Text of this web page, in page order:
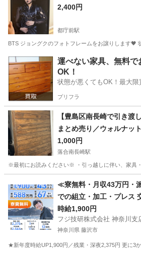
2,400円
都庁前駅
BTS ジョングクのフォトフレームをお譲りします🖤
東京 新宿区 都庁前駅 その他 BTS
運べない家具、無料で
OK！
状態が悪くてもOK！最大限
プリフラ
【豊島区南長崎で引き渡
まとめ売り／ウォルナッ
1,000円
落合南長崎駅
※最初にお読みください※ ・引っ越しに伴い、家具
落合南長崎駅 その他
≪寮無料・月収43万円・
での組立・加工・プレス
時給1,900円
フジ技研株式会社 神奈川支
神奈川県 藤沢市
★新年度時給UP1,900円／残業・深夜2,375円 更に3